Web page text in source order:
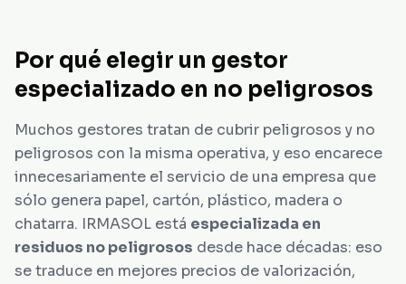
Por qué elegir un gestor
especializado en no peligrosos
Muchos gestores tratan de cubrir peligrosos y no
peligrosos con la misma operativa, y eso encarece
innecesariamente el servicio de una empresa que
sólo genera papel, cartón, plástico, madera o
chatarra. IRMASOL está especializada en
residuos no peligrosos desde hace décadas: eso
se traduce en mejores precios de valorización,